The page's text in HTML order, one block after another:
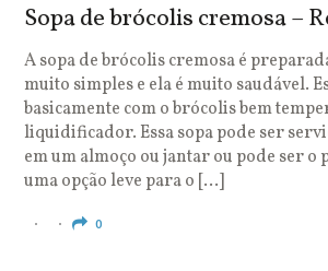
Sopa de brócolis cremosa –
A sopa de brócolis cremosa é
muito simples e ela é muito saudável.
basicamente com o brócolis bem
liquidificador. Essa sopa pode ser
em um almoço ou jantar ou pode ser
uma opção leve para o […]
0